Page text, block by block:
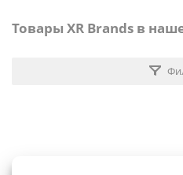
Товары XR Brands в